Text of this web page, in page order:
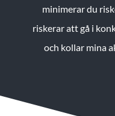
minimerar du
riskerar att gå i
och kollar mina